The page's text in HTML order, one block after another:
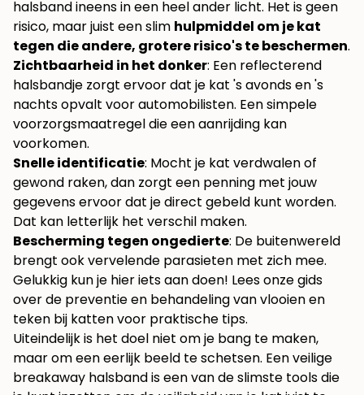
halsband ineens in een heel ander licht. Het is geen
risico, maar juist een slim hulpmiddel om je kat
tegen die andere, grotere risico's te beschermen.
Zichtbaarheid in het donker: Een reflecterend
halsbandje zorgt ervoor dat je kat 's avonds en 's
nachts opvalt voor automobilisten. Een simpele
voorzorgsmaatregel die een aanrijding kan
voorkomen.
Snelle identificatie: Mocht je kat verdwalen of
gewond raken, dan zorgt een penning met jouw
gegevens ervoor dat je direct gebeld kunt worden.
Dat kan letterlijk het verschil maken.
Bescherming tegen ongedierte: De buitenwereld
brengt ook vervelende parasieten met zich mee.
Gelukkig kun je hier iets aan doen! Lees onze gids
over de preventie en behandeling vanvlooien en
teken bij kattenvoor praktische tips.
Uiteindelijk is het doel niet om je bang te maken,
maar om een eerlijk beeld te schetsen. Een veilige
breakaway halsband is een van de slimste tools die